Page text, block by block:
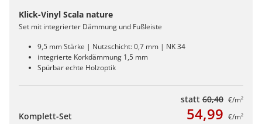
Klick-Vinyl Scala nature
Set mit integrierter Dämmung und Fußleiste
9,5 mm Stärke | Nutzschicht: 0,7 mm | NK 34
integrierte Korkdämmung 1,5 mm
Spürbar echte Holzoptik
statt 60,40 €/m²
Komplett-Set 54,99 €/m²